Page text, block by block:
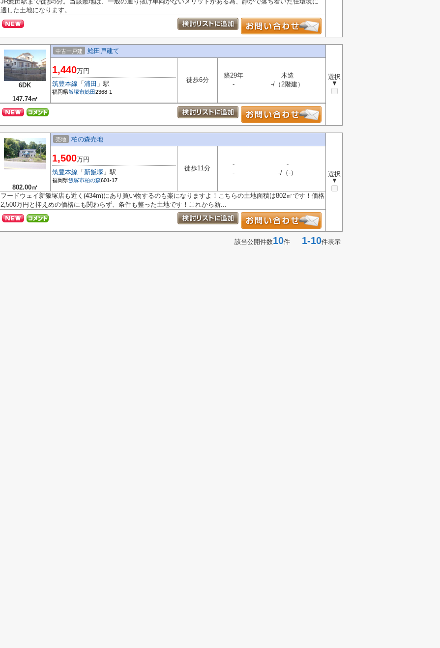
適した土地になります。
6DK
147.74㎡
中古一戸建 鯰田戸建て
選択
▼
1,440万円
筑豊本線 「 浦田 」駅
福岡県飯塚市鯰田2368-1
徒歩6分
築29年
-
木造
-/（2階建）
802.00㎡
売地 柏の森売地
選択
▼
1,500万円
筑豊本線 「 新飯塚 」駅
福岡県飯塚市柏の森601-17
徒歩11分
-
-
-
-/（-）
フードウェイ新飯塚店も近く(434m)にあり買い物するのも楽になりますよ！こちらの土地面積は802㎡です！価格
2,500万円と抑えめの価格にも関わらず、条件も整った土地です！これから新...
該当公開件数10件 1-10件表示